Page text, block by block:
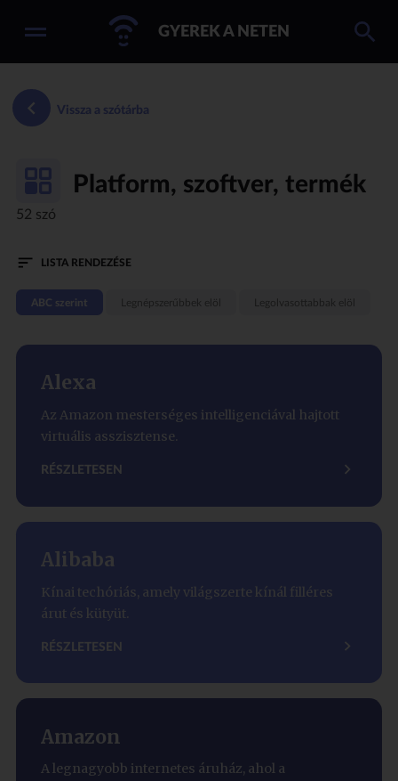
GYEREK A NETEN
Vissza a szótárba
Platform, szoftver, termék
52 szó
LISTA RENDEZÉSE
ABC szerint Legnépszerűbbek elöl Legolvasottabbak elöl
Alexa
Az Amazon mesterséges intelligenciával hajtott
virtuális asszisztense.
RÉSZLETESEN
Alibaba
Kínai techóriás, amely világszerte kínál filléres
árut és kütyüt.
RÉSZLETESEN
Amazon
A legnagyobb internetes áruház, ahol a